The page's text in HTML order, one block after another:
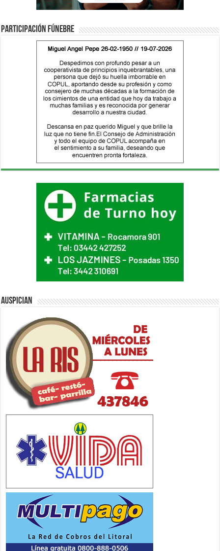
Participación fúnebre
Auspician